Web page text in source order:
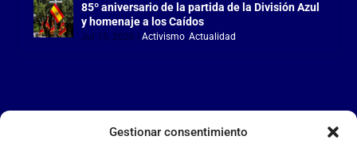
Gestionar consentimiento
85º aniversario de la partida de la División Azul
y homenaje a los Caídos
Jul 15, 2026 |Activismo,Actualidad
LA FALANGE